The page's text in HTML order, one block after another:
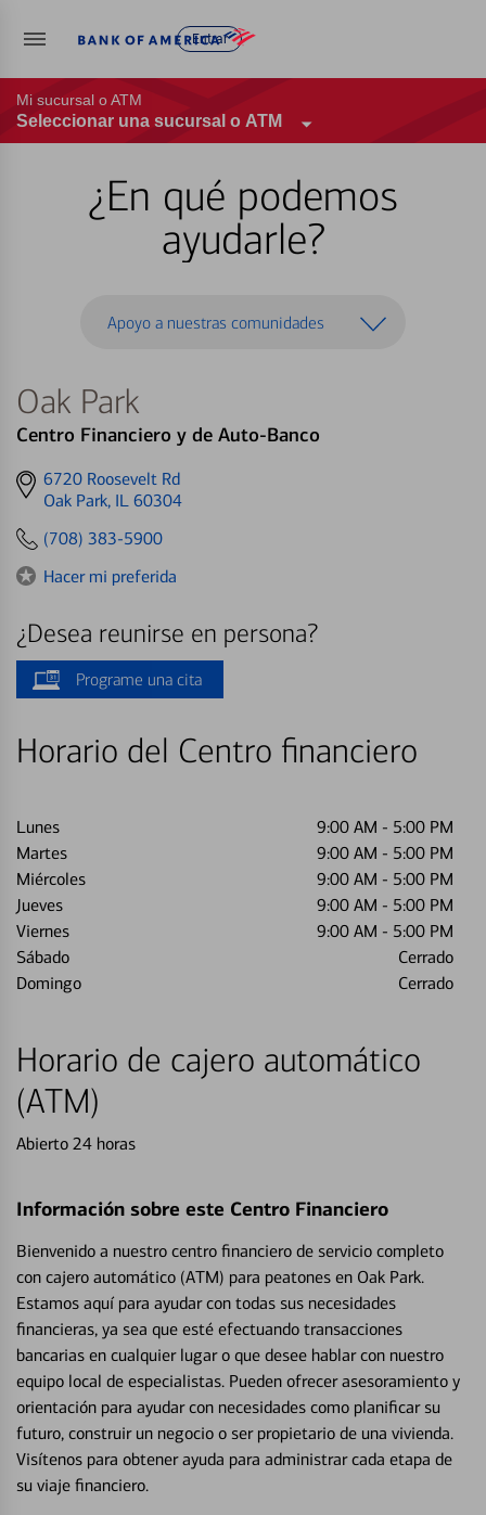
Entrar
Mi sucursal o ATM
Seleccionar una sucursal o ATM
¿En qué podemos
ayudarle?
Apoyo a nuestras comunidades
Oak Park
Centro Financiero y de Auto-Banco
Get
directions
6720 Roosevelt Rd
Oak Park, IL 60304
(708) 383-5900
Hacer mi preferida
¿Desea reunirse en persona?
Programe una cita
Horario del Centro financiero
Lunes 9:00 AM - 5:00 PM
Martes
9:00 AM - 5:00 PM
Miércoles
9:00 AM - 5:00 PM
Jueves
9:00 AM - 5:00 PM
Viernes
9:00 AM - 5:00 PM
Sábado
Cerrado
Domingo
Cerrado
Horario de cajero automático
(ATM)
Abierto 24 horas
Información sobre este Centro Financiero
Bienvenido a nuestro centro financiero de servicio completo
con cajero automático (ATM) para peatones en Oak Park.
Estamos aquí para ayudar con todas sus necesidades
financieras, ya sea que esté efectuando transacciones
bancarias en cualquier lugar o que desee hablar con nuestro
equipo local de especialistas. Pueden ofrecer asesoramiento y
orientación para ayudar con necesidades como planificar su
futuro, construir un negocio o ser propietario de una vivienda.
Visítenos para obtener ayuda para administrar cada etapa de
su viaje financiero.